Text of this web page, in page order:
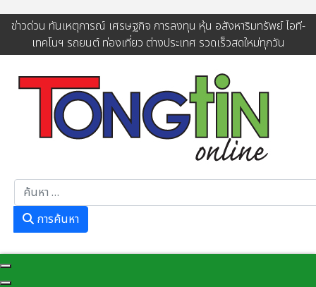
ข่าวด่วน ทันเหตุการณ์ เศรษฐกิจ การลงทุน หุ้น อสังหาริมทรัพย์ ไอที-
เทคโนฯ รถยนต์ ท่องเที่ยว ต่างประเทศ รวดเร็วสดใหม่ทุกวัน
การค้นหา